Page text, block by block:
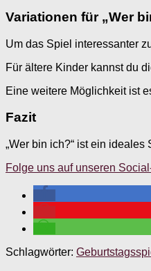
Variationen für „Wer
Um das Spiel interessanter
Für ältere Kinder kannst du
Eine weitere Möglichkeit ist
Fazit
„Wer bin ich?“ ist ein ideales
Folge uns auf unseren
Schlagwörter: